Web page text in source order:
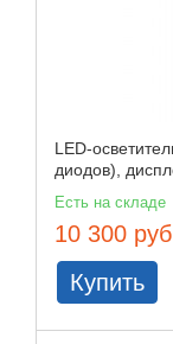
LED-
диодов),
Есть на складе
10 300 руб
Купить